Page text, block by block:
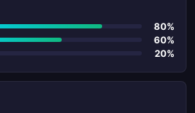
80%
60%
20%